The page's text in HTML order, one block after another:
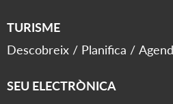
TURISME
Descobreix
Planifica
SEU ELECTRÒNICA